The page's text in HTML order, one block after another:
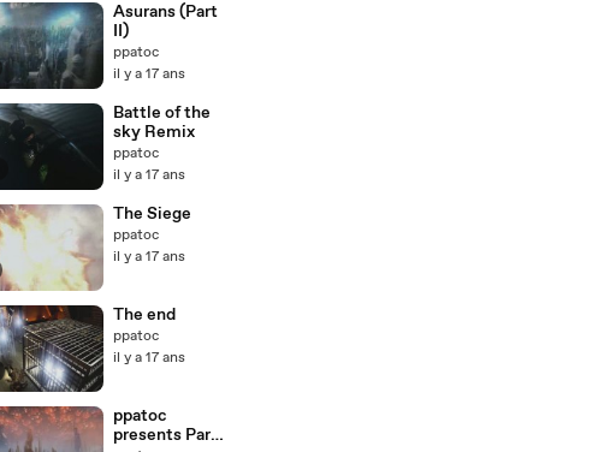
Asurans (Part
II)
ppatoc
il y a 17 ans
Battle of the
sky Remix
ppatoc
il y a 17 ans
The Siege
ppatoc
il y a 17 ans
The end
ppatoc
il y a 17 ans
ppatoc
presents Part